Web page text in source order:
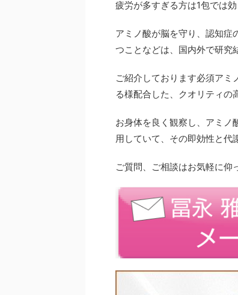
疲労が多すぎる方は1包では効
アミノ酸が脳を守り、認知症
つことなどは、国内外で研究
ご紹介しております必須ア
る様配合した、クオリティの
お身体を良く観察し、アミノ
用していて、その即効性と代
ご質問、ご相談はお気軽に仰